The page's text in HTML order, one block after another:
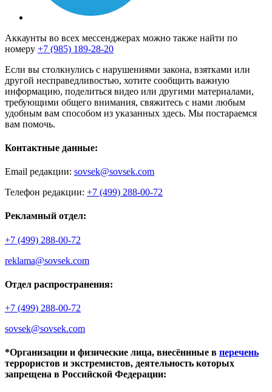
Аккаунты во всех мессенджерах можно также найти по
номеру +7 (985) 189-28-20
Если вы столкнулись с нарушениями закона, взятками или
другой несправедливостью, хотите сообщить важную
информацию, поделиться видео или другими материалами,
требующими общего внимания, свяжитесь с нами любым
удобным вам способом из указанных здесь. Мы постараемся
вам помочь.
Контактные данные:
Email редакции: sovsek@sovsek.com
Телефон редакции: +7 (499) 288-00-72
Рекламный отдел:
+7 (499) 288-00-72
reklama@sovsek.com
Отдел распространения:
+7 (499) 288-00-72
sovsek@sovsek.com
*Организации и физические лица, внесённные в перечень
террористов и экстремистов, деятельность которых
запрещена в Российской Федерации: